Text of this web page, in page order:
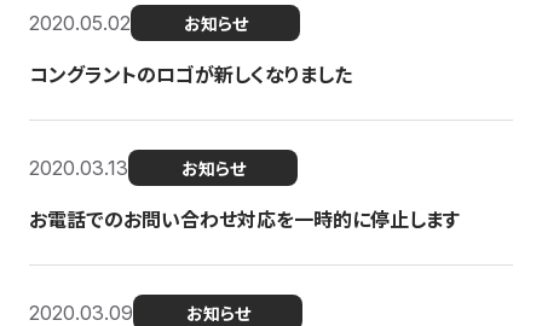
2020.05.02 お知らせ
コングラントのロゴが新しくなりました
2020.03.13 お知らせ
お電話でのお問い合わせ対応を一時的に停止します
2020.03.09 お知らせ